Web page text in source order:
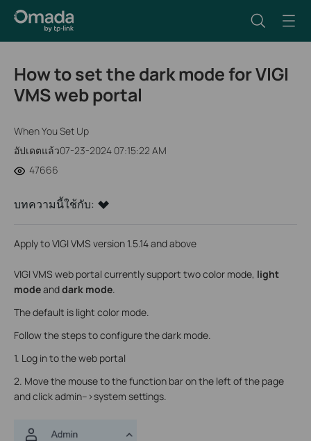
How to set the dark mode for VIGI
VMS web portal
When You Set Up
อัปเดตแล้ว07-23-2024 07:15:22 AM
47666
บทความนี้ใช้กับ:
Apply to VIGI VMS version 1.5.14 and above
VIGI VMS web portal currently support two color mode, light
modeanddark mode
The default is light color mode.
Follow the steps to configure the dark mode.
1. Log in to the web portal
2. Move the mouse to the function bar on the left of the page
and click admin-->system settings.